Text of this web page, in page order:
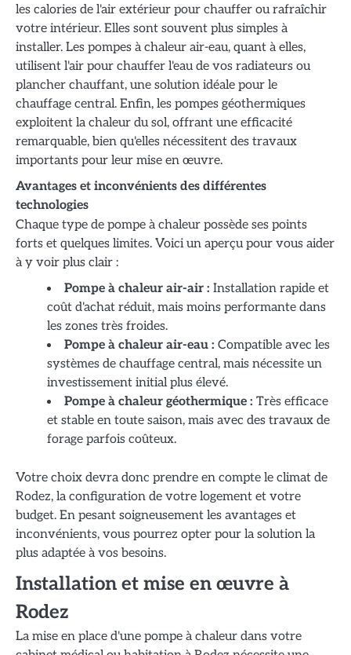
les calories de l'air extérieur pour chauffer ou rafraîchir
votre intérieur. Elles sont souvent plus simples à
installer. Les pompes à chaleur air-eau, quant à elles,
utilisent l'air pour chauffer l'eau de vos radiateurs ou
plancher chauffant, une solution idéale pour le
chauffage central. Enfin, les pompes géothermiques
exploitent la chaleur du sol, offrant une efficacité
remarquable, bien qu'elles nécessitent des travaux
importants pour leur mise en œuvre.
Avantages et inconvénients des différentes
technologies
Chaque type de pompe à chaleur possède ses points
forts et quelques limites. Voici un aperçu pour vous aider
à y voir plus clair :
Pompe à chaleur air-air : Installation rapide et
coût d'achat réduit, mais moins performante dans
les zones très froides.
Pompe à chaleur air-eau : Compatible avec les
systèmes de chauffage central, mais nécessite un
investissement initial plus élevé.
Pompe à chaleur géothermique : Très efficace
et stable en toute saison, mais avec des travaux de
forage parfois coûteux.
Votre choix devra donc prendre en compte le climat de
Rodez, la configuration de votre logement et votre
budget. En pesant soigneusement les avantages et
inconvénients, vous pourrez opter pour la solution la
plus adaptée à vos besoins.
Installation et mise en œuvre à
Rodez
La mise en place d'une pompe à chaleur dans votre